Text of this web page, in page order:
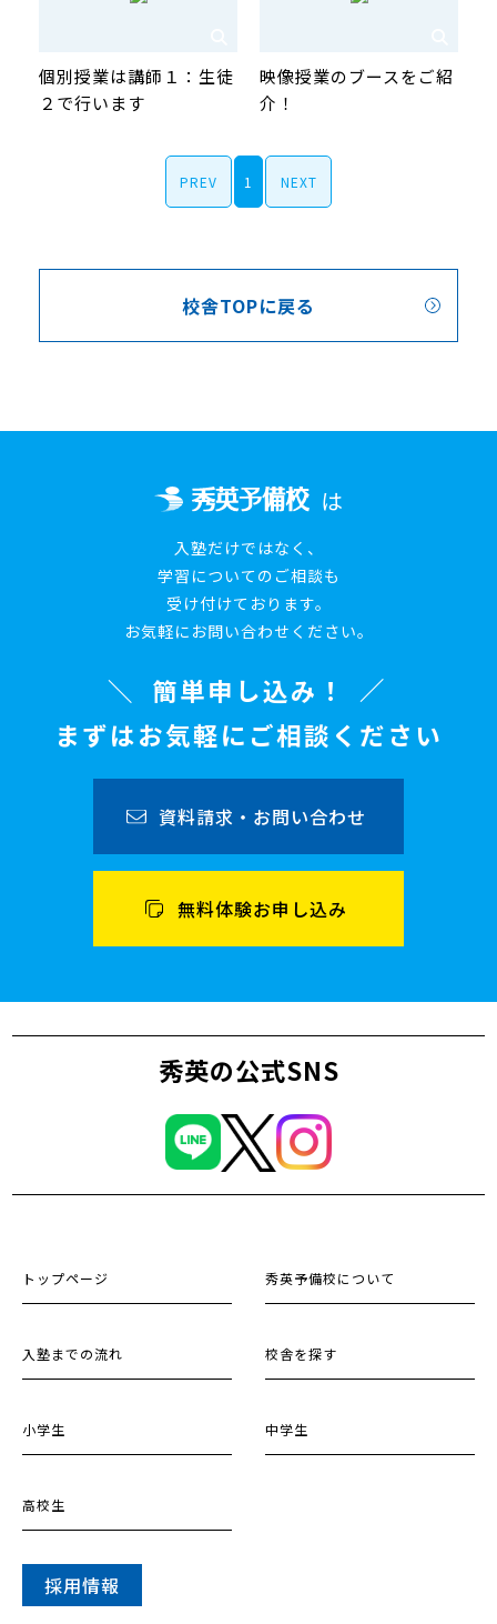
個別授業は講師１：生徒
２で行います
映像授業のブースをご紹
介！
PREV 1 NEXT
校舎TOPに戻る
は
入塾だけではなく、
学習についてのご相談も
受け付けております。
お気軽にお問い合わせください。
簡単申し込み！
まずはお気軽にご相談ください
資料請求・お問い合わせ
無料体験お申し込み
秀英の公式SNS
トップページ 秀英予備校について
入塾までの流れ 校舎を探す
小学生 中学生
高校生
採用情報